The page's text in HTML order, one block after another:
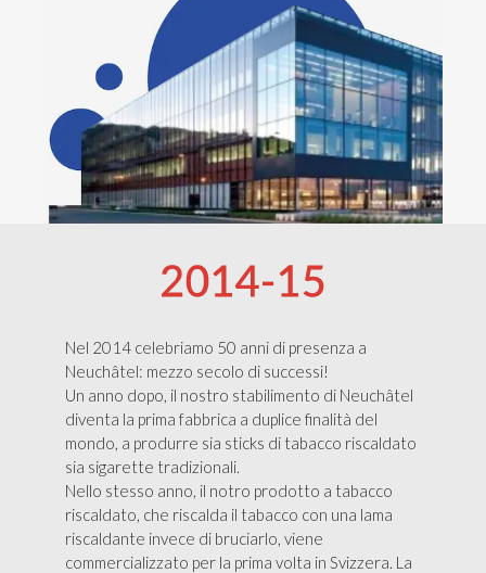
Nel 2014 celebriamo 50 anni di presenza a
Neuchâtel: mezzo secolo di successi!
Un anno dopo, il nostro stabilimento di Neuchâtel
diventa la prima fabbrica a duplice finalità del
mondo, a produrre sia sticks di tabacco riscaldato
sia sigarette tradizionali.
Nello stesso anno, il notro prodotto a tabacco
riscaldato, che riscalda il tabacco con una lama
riscaldante invece di bruciarlo, viene
commercializzato per la prima volta in Svizzera. La